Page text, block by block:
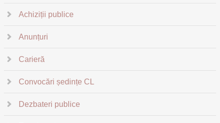
Achiziții publice
Anunțuri
Carieră
Convocări ședințe CL
Dezbateri publice